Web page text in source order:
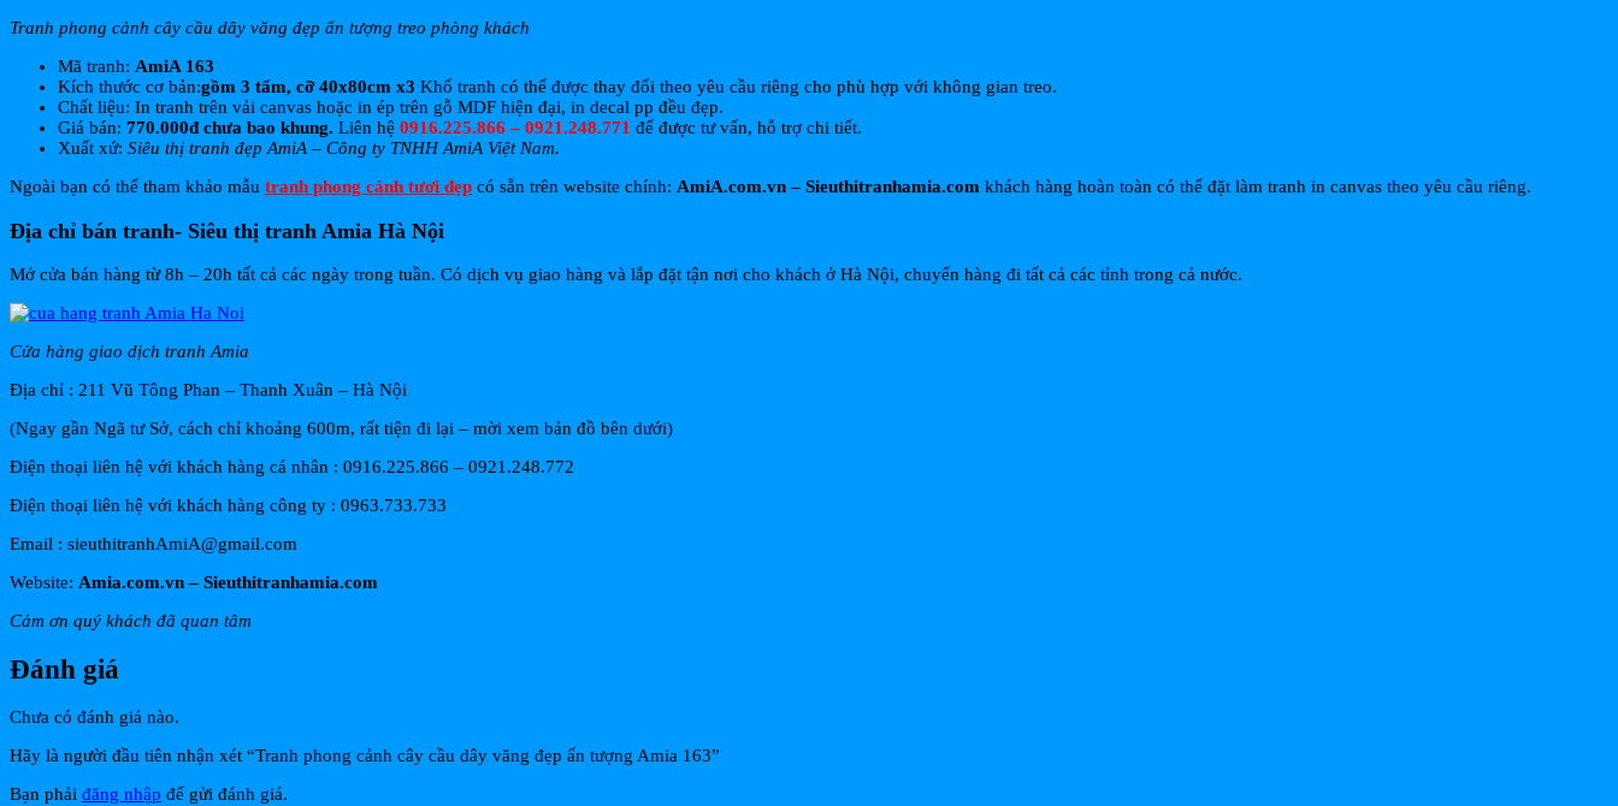
Tranh phong cảnh cây cầu dây văng đẹp ấn tượng treo phòng khách
Mã tranh: AmiA 163
Kích thước cơ bản:gồm 3 tấm, cỡ 40x80cm x3 Khổ tranh có thể được thay đổi theo yêu cầu riêng cho phù hợp với không gian treo.
Chất liệu: In tranh trên vải canvas hoặc in ép trên gỗ MDF hiện đại, in decal pp đều đẹp.
Giá bán: 770.000đ chưa bao khung. Liên hệ 0916.225.866 – 0921.248.771 để được tư vấn, hỗ trợ chi tiết.
Xuất xứ: Siêu thị tranh đẹp AmiA – Công ty TNHH AmiA Việt Nam.
Ngoài bạn có thể tham khảo mẫu tranh phong cảnh tươi đẹp có sẵn trên website chính: AmiA.com.vn – Sieuthitranhamia.com khách hàng hoàn toàn có thể đặt làm tranh in canvas theo yêu cầu riêng.
Địa chỉ bán tranh- Siêu thị tranh Amia Hà Nội
Mở cửa bán hàng từ 8h – 20h tất cả các ngày trong tuần. Có dịch vụ giao hàng và lắp đặt tận nơi cho khách ở Hà Nội, chuyển hàng đi tất cả các tỉnh trong cả nước.
Cửa hàng giao dịch tranh Amia
Địa chỉ : 211 Vũ Tông Phan – Thanh Xuân – Hà Nội
(Ngay gần Ngã tư Sở, cách chỉ khoảng 600m, rất tiện đi lại – mời xem bản đồ bên dưới)
Điện thoại liên hệ với khách hàng cá nhân : 0916.225.866 – 0921.248.772
Điện thoại liên hệ với khách hàng công ty : 0963.733.733
Email : sieuthitranhAmiA@gmail.com
Website: Amia.com.vn – Sieuthitranhamia.com
Cảm ơn quý khách đã quan tâm
Đánh giá
Chưa có đánh giá nào.
Hãy là người đầu tiên nhận xét “Tranh phong cảnh cây cầu dây văng đẹp ấn tượng Amia 163”
Bạn phải đăng nhập để gửi đánh giá.